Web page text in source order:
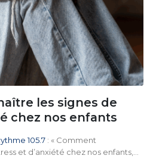
les signes de
chez nos enfants
105.7 : « Comment
et d’anxiété chez nos enfants,...